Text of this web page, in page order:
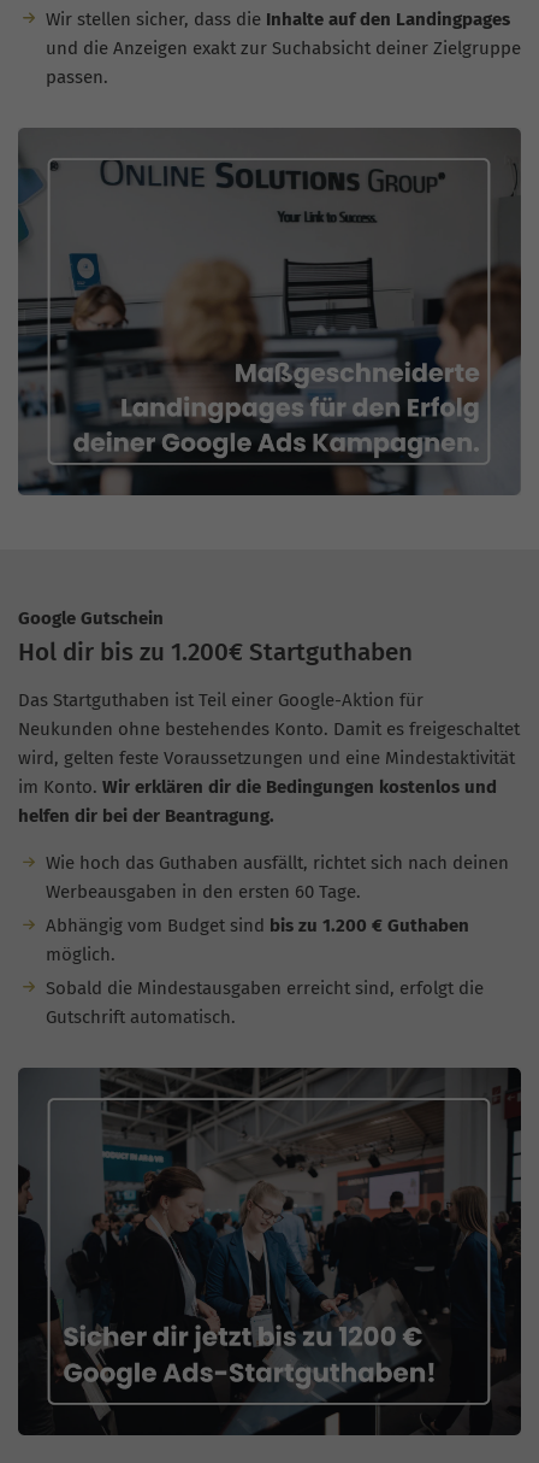
Wir stellen sicher, dass die Inhalte auf den Landingpages
und die Anzeigen exakt zur Suchabsicht deiner Zielgruppe
passen.
Google Gutschein
Hol dir bis zu 1.200€ Startguthaben
Das Startguthaben ist Teil einer Google-Aktion für
Neukunden ohne bestehendes Konto. Damit es freigeschaltet
wird, gelten feste Voraussetzungen und eine Mindestaktivität
im Konto. Wir erklären dir die Bedingungen kostenlos und
helfen dir bei der Beantragung.
Wie hoch das Guthaben ausfällt, richtet sich nach deinen
Werbeausgaben in den ersten 60 Tage.
Abhängig vom Budget sind bis zu 1.200 € Guthaben
möglich.
Sobald die Mindestausgaben erreicht sind, erfolgt die
Gutschrift automatisch.